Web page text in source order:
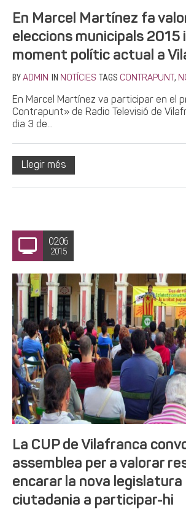
En Marcel Martínez fa
eleccions municipals 2015
moment polític actual a
BY ADMIN IN NOTÍCIES TAGS CONTRAPUNT ,
En Marcel Martínez va participar en el
Contrapunt» de Radio Televisió de
dia 3 de...
Llegir més
02.06
2015
La CUP de Vilafranca
assemblea per a valorar
encarar la nova legislatura
ciutadania a participar-hi